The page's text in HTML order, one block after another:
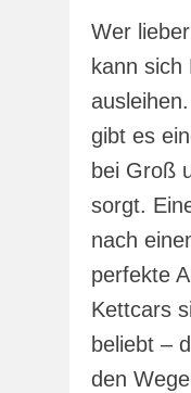
Wer
kann sich
gibt es
bei Groß
sorgt.
nach
perfekte
Kettcars
beliebt –
den